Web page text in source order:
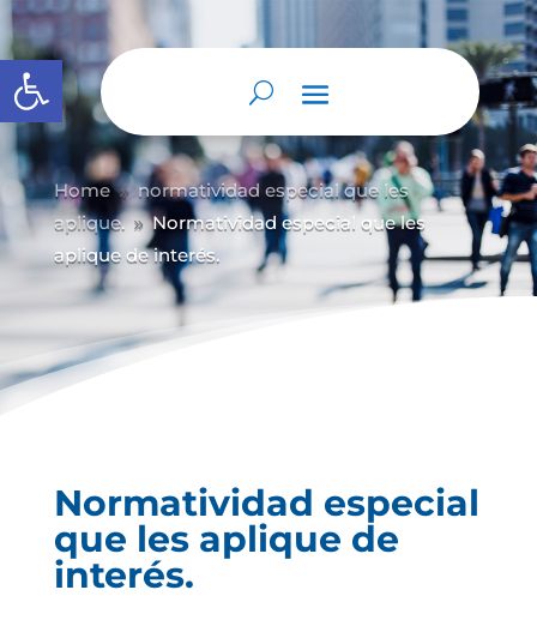
Abrir barra de herramientas
Home 9 normatividad especial que les
aplique. 9 Normatividad especial que les
aplique de interés.
Normatividad especial
que les aplique de
interés.